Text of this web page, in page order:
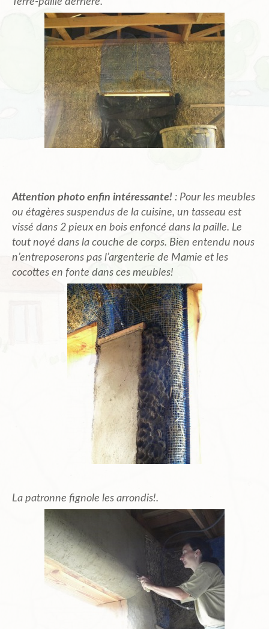
Attention photo enfin intéressante! : Pour les meubles
ou étagères suspendus de la cuisine, un tasseau est
vissé dans 2 pieux en bois enfoncé dans la paille. Le
tout noyé dans la couche de corps. Bien entendu nous
n’entreposerons pas l’argenterie de Mamie et les
cocottes en fonte dans ces meubles!
La patronne fignole les arrondis!.